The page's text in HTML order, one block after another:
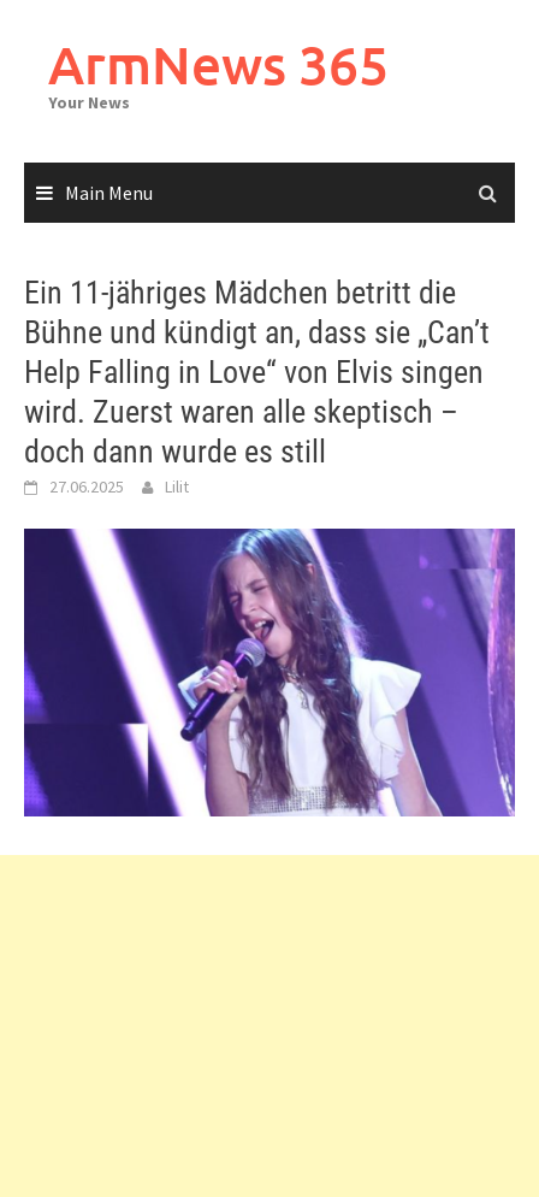
contentArmNews 365
Your News
Main Menu
Ein 11-jähriges Mädchen betritt die
Bühne und kündigt an, dass sie „Can’t
Help Falling in Love“ von Elvis singen
wird. Zuerst waren alle skeptisch –
doch dann wurde es still
27.06.2025 Lilit